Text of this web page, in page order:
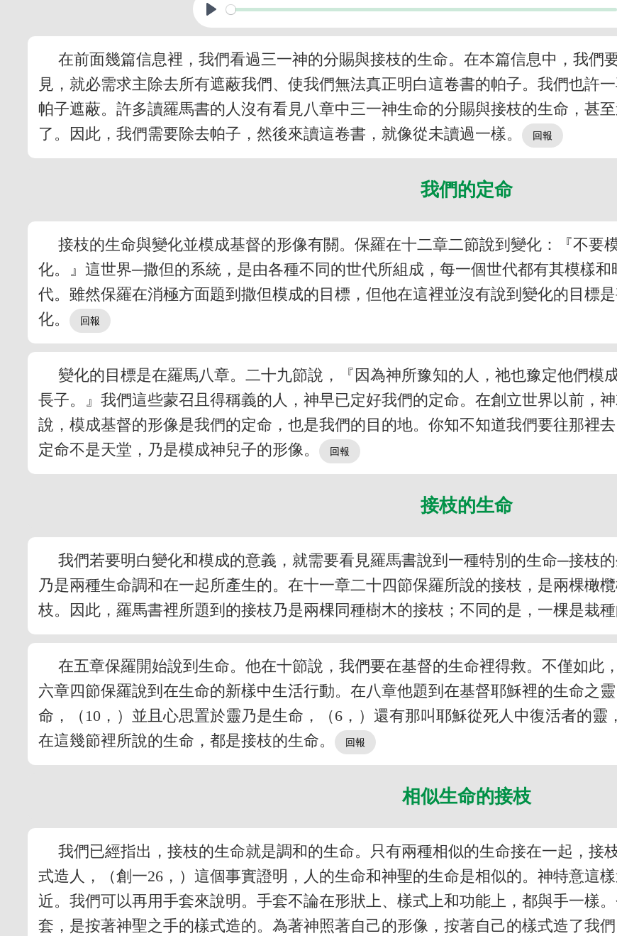
在前面幾篇信息裡，我們看過三一神的分賜與接枝的生命。在本篇信息中，我們
見，就必需求主除去所有遮蔽我們、使我們無法真正明白這卷書的帕子。我們也許
帕子遮蔽。許多讀羅馬書的人沒有看見八章中三一神生命的分賜與接枝的生命，甚
了。因此，我們需要除去帕子，然後來讀這卷書，就像從未讀過一樣。
我們的定命
接枝的生命與變化並模成基督的形像有關。保羅在十二章二節說到變化：『不要
化。』這世界─撒但的系統，是由各種不同的世代所組成，每一個世代都有其模樣
代。雖然保羅在消極方面題到撒但模成的目標，但他在這裡並沒有說到變化的目標
化。
變化的目標是在羅馬八章。二十九節說，『因為神所豫知的人，祂也豫定他們模
長子。』我們這些蒙召且得稱義的人，神早已定好我們的定命。在創立世界以前，
說，模成基督的形像是我們的定命，也是我們的目的地。你知不知道我們要往那裡
定命不是天堂，乃是模成神兒子的形像。
接枝的生命
我們若要明白變化和模成的意義，就需要看見羅馬書說到一種特別的生命─接枝
乃是兩種生命調和在一起所產生的。在十一章二十四節保羅所說的接枝，是兩棵橄
枝。因此，羅馬書裡所題到的接枝乃是兩棵同種樹木的接枝；不同的是，一棵是栽
在五章保羅開始說到生命。他在十節說，我們要在基督的生命裡得救。不僅如此
六章四節保羅說到在生命的新樣中生活行動。在八章他題到在基督耶穌裡的生命之
命，（10，）並且心思置於靈乃是生命，（6，）還有那叫耶穌從死人中復活者的靈
在這幾節裡所說的生命，都是接枝的生命。
相似生命的接枝
我們已經指出，接枝的生命就是調和的生命。只有兩種相似的生命接在一起，接
式造人，（創一26，）這個事實證明，人的生命和神聖的生命是相似的。神特意這
近。我們可以再用手套來說明。手套不論在形狀上、樣式上和功能上，都與手一樣
套，是按著神聖之手的樣式造的。為著神照著自己的形像，按著自己的樣式造了我